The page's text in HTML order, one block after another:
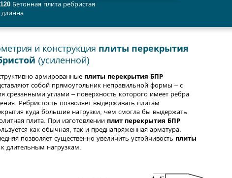
Бетонная плита ребристая
длинна
и конструкция плиты перекрытия
(усиленной)
армированные плиты перекрытия БПР
собой прямоугольник неправильной формы – с
срезанными углами – поверхность которого имеет ребра
Ребристость позволяет выдерживать плитам
куда большие нагрузки, чем смогла бы выдержать
плита. При изготовлении плит перекрытия БПР
как обычная, так и преднапряженная арматура.
позволяет существенно увеличить устойчивость плиты
к длительным нагрузкам.